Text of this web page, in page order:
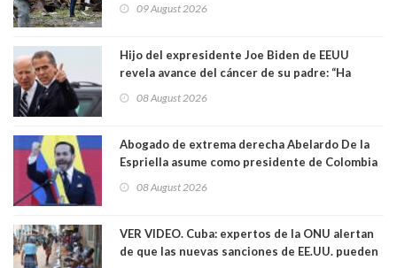
09 August 2026
Hijo del expresidente Joe Biden de EEUU
revela avance del cáncer de su padre: “Ha
08 August 2026
Abogado de extrema derecha Abelardo De la
Espriella asume como presidente de Colombia
08 August 2026
VER VIDEO. Cuba: expertos de la ONU alertan
de que las nuevas sanciones de EE.UU. pueden